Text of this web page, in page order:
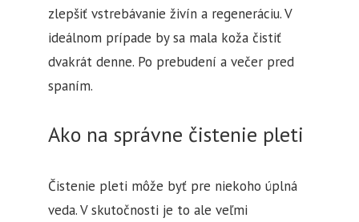
zlepšiť vstrebávanie živín a regeneráciu. V
ideálnom prípade by sa mala koža čistiť
dvakrát denne. Po prebudení a večer pred
spaním.
Ako na správne čistenie pleti
Čistenie pleti môže byť pre niekoho úplná
veda. V skutočnosti je to ale veľmi